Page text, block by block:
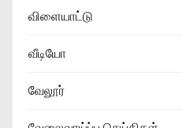
விளையாட்டு
வீடியோ
வேலூர்